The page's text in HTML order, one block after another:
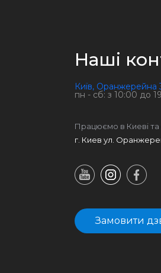
Наші
Київ, Оранжерейна
пн - сб: з 10:00 до
Працюємо в Киеві та
г. Киев ул.
Замовити